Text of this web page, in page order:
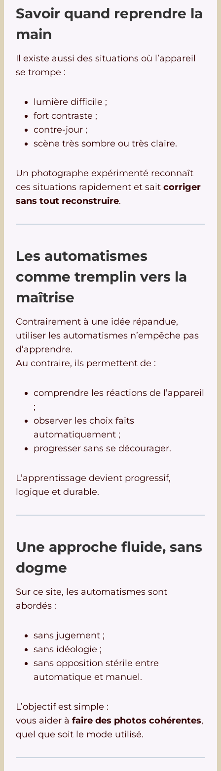
Savoir quand reprendre la
main
Il existe aussi des situations où l’appareil
se trompe :
lumière difficile ;
fort contraste ;
contre-jour ;
scène très sombre ou très claire.
Un photographe expérimenté reconnaît
ces situations rapidement et sait corriger
sans tout reconstruire.
Les automatismes
comme tremplin vers la
maîtrise
Contrairement à une idée répandue,
utiliser les automatismes n’empêche pas
d’apprendre.
Au contraire, ils permettent de :
comprendre les réactions de l’appareil
;
observer les choix faits
automatiquement ;
progresser sans se décourager.
L’apprentissage devient progressif,
logique et durable.
Une approche fluide, sans
dogme
Sur ce site, les automatismes sont
abordés :
sans jugement ;
sans idéologie ;
sans opposition stérile entre
automatique et manuel.
L’objectif est simple :
vous aider à faire des photos cohérentes,
quel que soit le mode utilisé.